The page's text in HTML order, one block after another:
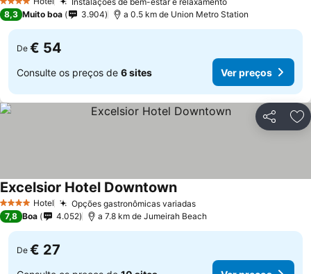
4 Estrelas
8,3 Muito boa 3.904 a 0.5 km de Union Metro Station
De € 54
Consulte os preços de 6 sites Ver preços
Partilhar
4 EstrelasHotel Opções gastronômicas variadas
Excelsior Hotel Downtown
7,8 Boa 4.052 a 7.8 km de Jumeirah Beach
De € 27